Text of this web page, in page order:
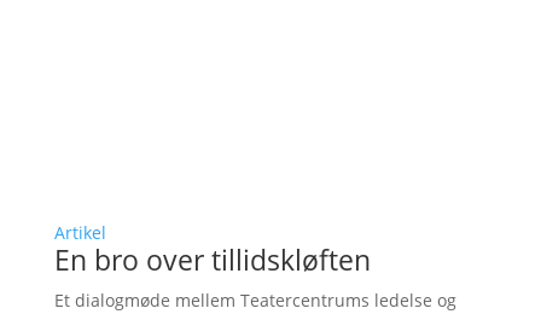
Artikel
En bro over tillidskløften
Et dialogmøde mellem Teatercentrums ledelse og